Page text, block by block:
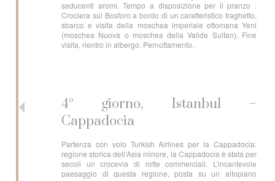
seducenti aromi. Tempo a disposizione per il pranzo .
Crociera sul Bosforo a bordo di un caratteristico traghetto,
sbarco e visita della moschea imperiale ottomana Yeni
(moschea Nuova o moschea della Valide Sultan). Fine
visita, rientro in albergo. Pernottamento.
4° giorno, Istanbul –
Cappadocia
Partenza con volo Turkish Airlines per la Cappadocia:
regione storica dell’Asia minore, la Cappadocia è stata per
secoli un crocevia di rotte commerciali. L’incantevole
paesaggio di questa regione, posta su un altopiano